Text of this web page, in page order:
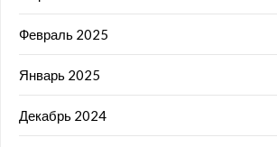
Февраль 2025
Январь 2025
Декабрь 2024